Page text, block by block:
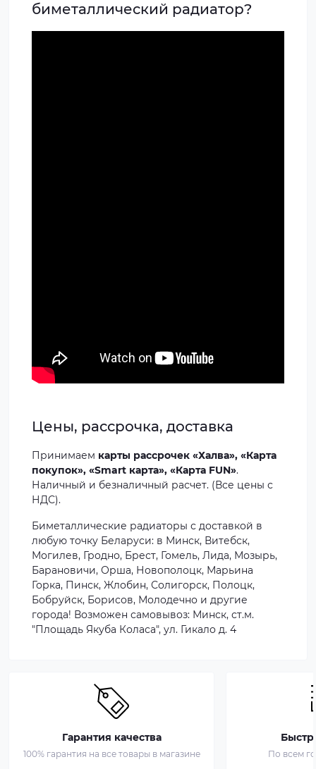
биметаллический радиатор?
Цены, рассрочка, доставка
Принимаем карты рассрочек «Халва», «Карта
покупок», «Smart карта», «Карта FUN».
Наличный и безналичный расчет. (Все цены с
НДС).
Биметаллические радиаторы с доставкой в
любую точку Беларуси: в Минск, Витебск,
Могилев, Гродно, Брест, Гомель, Лида, Мозырь,
Барановичи, Орша, Новополоцк, Марьина
Горка, Пинск, Жлобин, Солигорск, Полоцк,
Бобруйск, Борисов, Молодечно и другие
города! Возможен самовывоз: Минск, ст.м.
"Площадь Якуба Коласа", ул. Гикало д. 4
Гарантия качества
100% гарантия на все товары в магазине По всем